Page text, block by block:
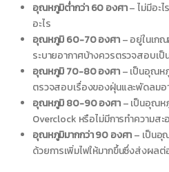
อุณหภูมิต่ำกว่า 60 องศา– ไม่มีอะ
อะไร
อุณหภูมิ 60-70 องศา– อยู่ในเกณ
ระบายอากาศบ้างควรตรวจสอบเป็
อุณหภูมิ 70-80 องศา– เป็นอุณห
ตรวจสอบเรื่องของฝุ่นและพัดลมอ
อุณหภูมิ 80-90 องศา– เป็นอุณห
Overclock หรือไม่มีการทำความสะ
อุณหภูมิมากกว่า 90 องศา– เป็นอุ
ด้วยการเพิ่มไฟให้มากขึ้นซึ่งส่งผลต่